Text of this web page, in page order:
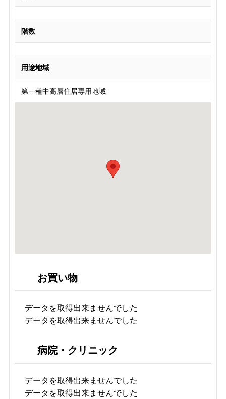
階数
用途地域
第一種中高層住居専用地域
お買い物
データを取得出来ませんでした
データを取得出来ませんでした
病院・クリニック
データを取得出来ませんでした
データを取得出来ませんでした